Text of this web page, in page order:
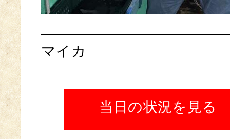
マイカ
当日の状況を見る